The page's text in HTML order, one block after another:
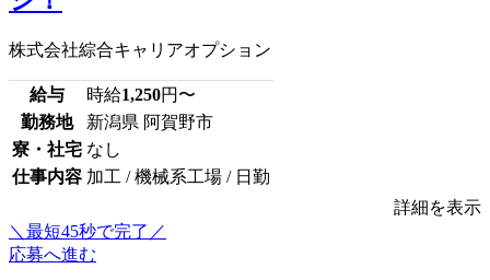
株式会社綜合キャリアオプション
給与 時給1,250円〜
勤務地
新潟県 阿賀野市
寮・社宅 なし
仕事内容 加工 / 機械系工場 / 日勤
詳細を表示
＼最短45秒で完了／
応募へ進む